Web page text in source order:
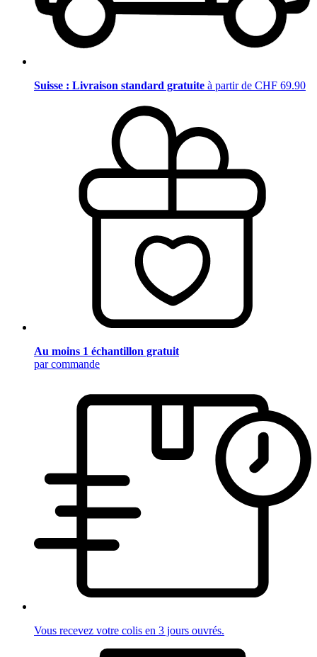
Suisse : Livraison standard gratuite à partir de CHF 69.90
Au moins 1 échantillon gratuit
par commande
Vous recevez votre colis en 3 jours ouvrés.